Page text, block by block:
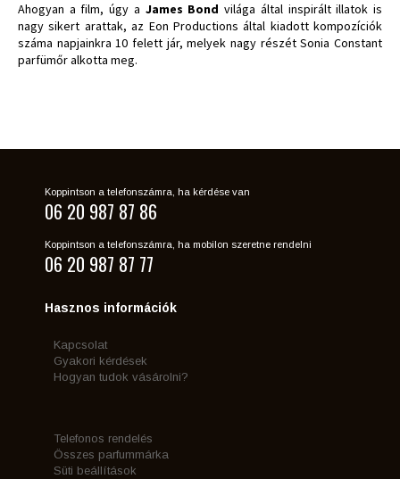
Ahogyan a film, úgy a James Bond világa által inspirált illatok is
nagy sikert arattak, az Eon Productions által kiadott kompozíciók
száma napjainkra 10 felett jár, melyek nagy részét Sonia Constant
parfümőr alkotta meg.
Koppintson a telefonszámra, ha kérdése van
06 20 987 87 86
Koppintson a telefonszámra, ha mobilon szeretne rendelni
06 20 987 87 77
Hasznos információk
Kapcsolat
Gyakori kérdések
Hogyan tudok vásárolni?
Telefonos rendelés
Összes parfummárka
Süti beállítások